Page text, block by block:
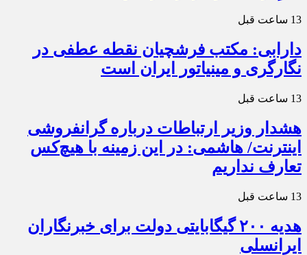
13 ساعت قبل
دارابی: مکتب فرشچیان نقطه عطفی در
نگارگری و مینیاتور ایران است
13 ساعت قبل
هشدار وزیر ارتباطات درباره گرانفروشی
اینترنت/ هاشمی: در این زمینه با هیچ‌کس
تعارف نداریم
13 ساعت قبل
هدیه ۲۰۰ گیگابایتی دولت برای خبرنگاران
ایرانسلی